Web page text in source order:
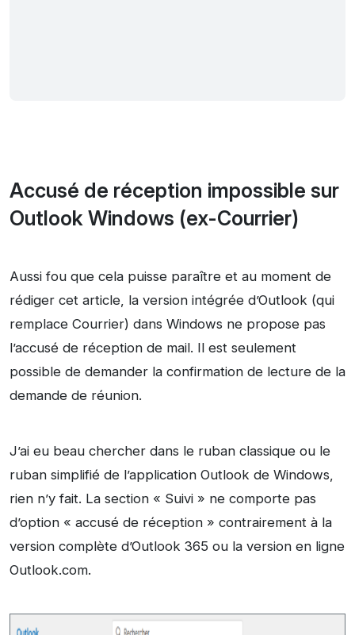
Accusé de réception impossible sur
Outlook Windows (ex-Courrier)
Aussi fou que cela puisse paraître et au moment de
rédiger cet article, la version intégrée d’Outlook (qui
remplace Courrier) dans Windows ne propose pas
l’accusé de réception de mail. Il est seulement
possible de demander la confirmation de lecture de la
demande de réunion.
J’ai eu beau chercher dans le ruban classique ou le
ruban simplifié de l’application Outlook de Windows,
rien n’y fait. La section « Suivi » ne comporte pas
d’option « accusé de réception » contrairement à la
version complète d’Outlook 365 ou la version en ligne
Outlook.com.